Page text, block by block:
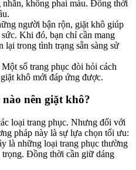
nhăn, không phai màu. Đồng thời
người bận rộn, giặt khô giúp
Khi đó, bạn chỉ cần mang
lại trong tình trạng sẵn sàng sử
số trang phục đòi hỏi cách
khô mới đáp ứng được.
nên giặt khô?
loại trang phục. Nhưng đối với
pháp này là sự lựa chọn tối ưu:
là những loại trang phục thường
Đồng thời cần giữ dáng